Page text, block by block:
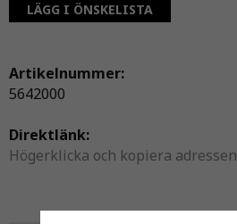
LÄGG I ÖNSKELISTA
Artikelnummer:
5642000
Direktlänk:
Högerklicka och kopiera adressen